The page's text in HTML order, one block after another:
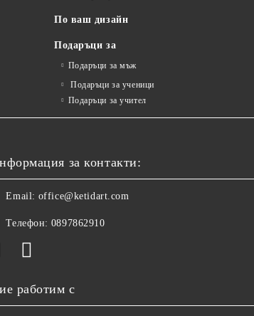
По ваш дизайн
Подаръци за
Подаръци за мъж
Подаръци за ученици
Подаръци за учител
за контакти:
Email: office@ketidart.com
Телефон: 0897862910
работим с